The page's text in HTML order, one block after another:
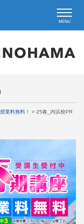
業料無料！ > 25春_内浜校PR